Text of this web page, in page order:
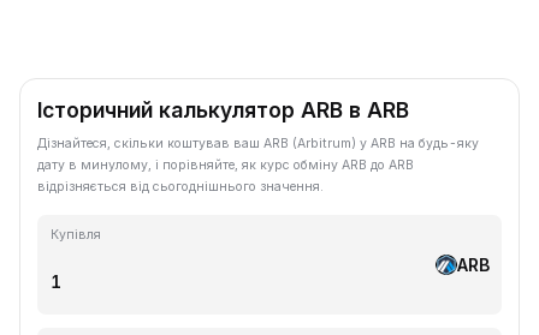
Історичний калькулятор ARB в ARB
Дізнайтеся, скільки коштував ваш ARB (Arbitrum) у ARB на будь-яку
дату в минулому, і порівняйте, як курс обміну ARB до ARB
відрізняється від сьогоднішнього значення.
Купівля
ARB